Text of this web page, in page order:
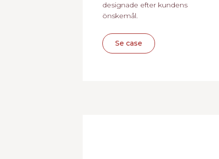
designade efter kundens
önskemål.
Se case